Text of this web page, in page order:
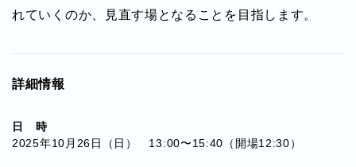
れていくのか、見直す場となることを目指します。
詳細情報
日 時
2025年10月26日（日） 13:00〜15:40（開場12:30）